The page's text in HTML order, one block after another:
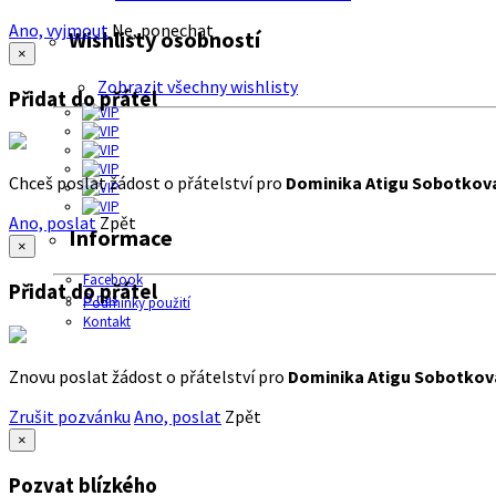
Wishlisty osobností
Zobrazit všechny wishlisty
Informace
Facebook
O nás
Podmínky použití
Kontakt
Ano, vyjmout Ne, ponechat
×
Přidat do přátel
Chceš poslat žádost o přátelství pro Dominika Atigu
Ano, poslat Zpět
×
Přidat do přátel
Znovu poslat žádost o přátelství pro Dominika Atigu
Zrušit pozvánku Ano, poslat Zpět
×
Pozvat blízkého